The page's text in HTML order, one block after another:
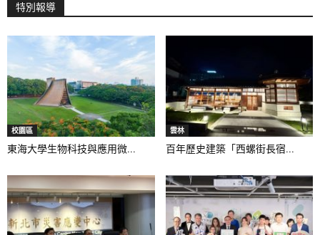
特別報導
校園區
東海大學生物科技與應用微...
雲林
百年歷史建築「西螺街長宿...